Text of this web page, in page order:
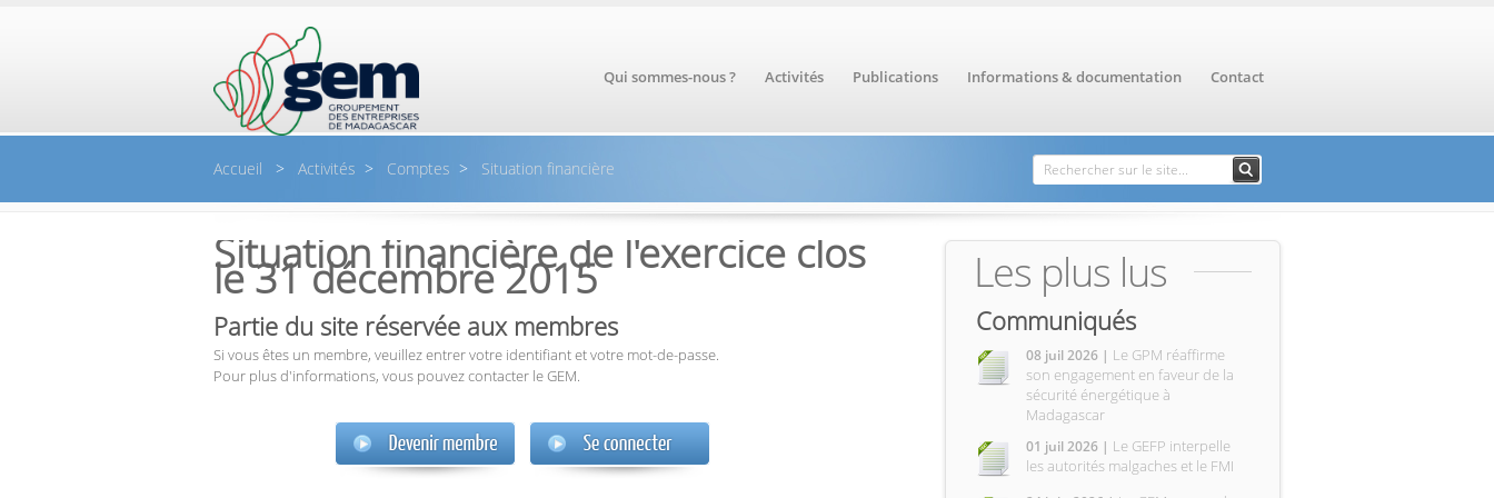
Qui sommes-nous ? Activités Publications Informations & documentation Contact
Accueil > Activités > Comptes > Situation financière Formulaire de
recherche
Rechercher
Situation financière de l'exercice clos
le 31 décembre 2015
Partie du site réservée aux membres
Si vous êtes un membre, veuillez entrer votre identifiant et votre mot-de-passe.
Pour plus d'informations, vous pouvez contacter le GEM.
Les plus lus
Communiqués
08 juil 2026 | Le GPM réaffirme
son engagement en faveur de la
sécurité énergétique à
Madagascar
01 juil 2026 | Le GEFP interpelle
les autorités malgaches et le FMI